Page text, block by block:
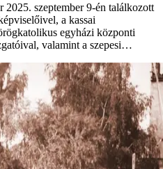
2025. szeptember 9-én találkozott
a kassai
egyházi központi
valamint a szepesi…